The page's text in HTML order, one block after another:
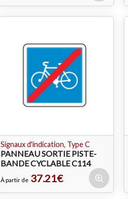
Signaux d'indication, Type C
PANNEAU SORTIE PISTE-
BANDE CYCLABLE C114
À partir de37.21€